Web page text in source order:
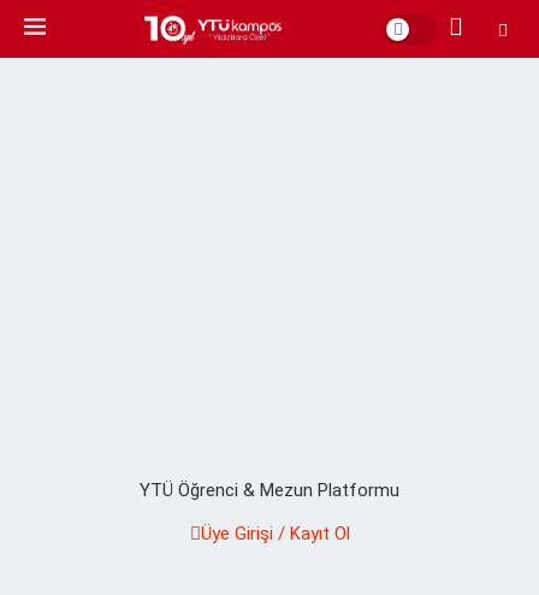
YTÜ Öğrenci & Mezun Platformu
Üye Girişi / Kayıt Ol